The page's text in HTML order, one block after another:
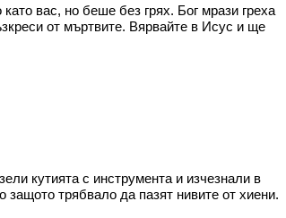
вас, но беше без грях. Бог мрази греха
от мъртвите. Вярвайте в Исус и ще
кутията с инструмента и изчезнали в
защото трябвало да пазят нивите от хиени.